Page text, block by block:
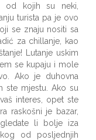
od kojih su neki,
turista pa je ovo
se znaju nositi sa
za chillanje, kao
Lutanje uskim
se kupaju i mole
Ako je duhovna
ste mjestu. Ako su
interes, opet ste
raskošni je bazar,
li bolje iza
od posljednjih